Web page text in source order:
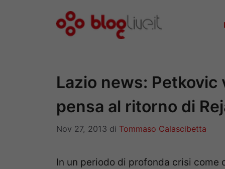
Lazio news: Petkovic
pensa al ritorno di
Nov 27, 2013 di Tommaso Calascibetta
In un periodo di profonda crisi come